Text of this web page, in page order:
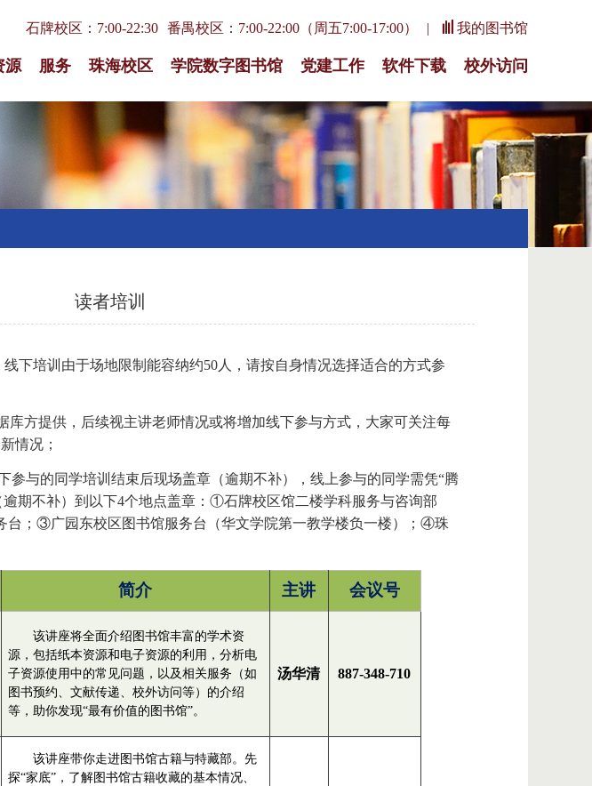
石牌校区：7:00-22:30 番禺校区：7:00-22:00（周五7:00-17:00） 我的图书馆
源 服务 珠海校区 学院数字图书馆 党建工作 软件下载 校外访问
读者培训
下培训由于场地限制能容纳约50人，请按自身情况选择适合的方式参
库方提供，后续视主讲老师情况或将增加线下参与方式，大家可关注每
情况；
参与的同学培训结束后现场盖章（逾期不补），线上参与的同学需凭“腾
期不补）到以下4个地点盖章：①石牌校区馆二楼学科服务与咨询部
台；③广园东校区图书馆服务台（华文学院第一教学楼负一楼）；④珠
简介 主讲 会议号
该讲座将全面介绍图书馆丰富的学术资
源，包括纸本资源和电子资源的利用，分析电
子资源使用中的常见问题，以及相关服务（如
图书预约、文献传递、校外访问等）的介绍
等，助你发现“最有价值的图书馆”。
汤华清 887-348-710
该讲座带你走进图书馆古籍与特藏部。先
探“家底”，了解图书馆古籍收藏的基本情况、